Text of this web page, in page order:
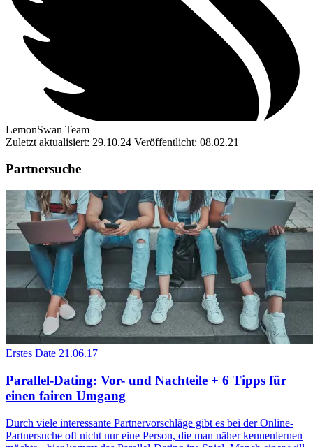
LemonSwan Team
Zuletzt aktualisiert: 29.10.24 Veröffentlicht: 08.02.21
Partnersuche
Erstes Date 21.06.17
Parallel-Dating: Vor- und Nachteile + 6 Tipps für
einen fairen Umgang
Durch viele interessante Partnervorschläge gibt es bei der Online-
Partnersuche oft nicht nur eine Person, die man näher kennenlernen